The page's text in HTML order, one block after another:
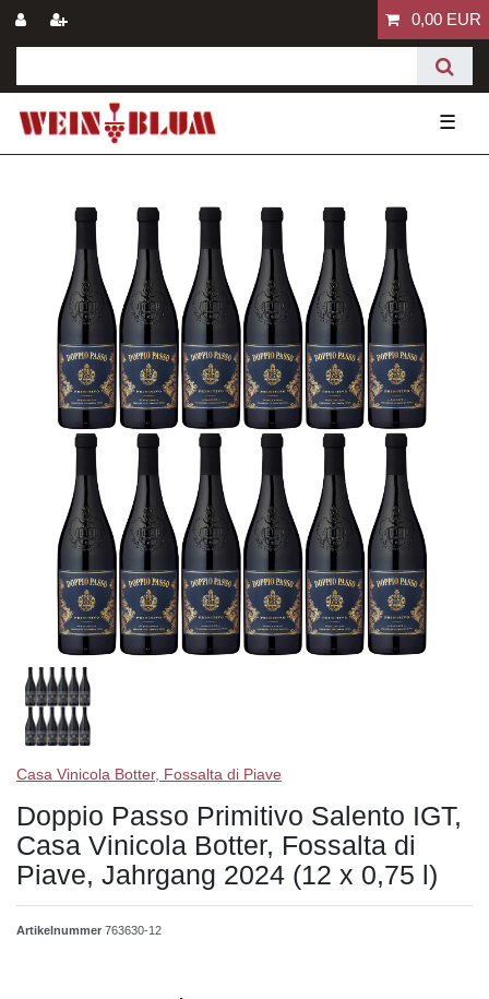
0,00 EUR
☰
Casa Vinicola Botter, Fossalta di Piave
Doppio Passo Primitivo Salento IGT,
Casa Vinicola Botter, Fossalta di
Piave, Jahrgang 2024 (12 x 0,75 l)
Artikelnummer 763630-12